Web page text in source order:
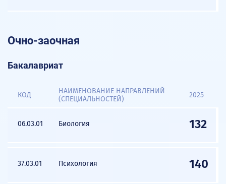
Очно-заочная
Бакалавриат
КОД
НАИМЕНОВАНИЕ НАПРАВЛЕНИЙ
(СПЕЦИАЛЬНОСТЕЙ)
2025
06.03.01 Биология 132
37.03.01 Психология 140